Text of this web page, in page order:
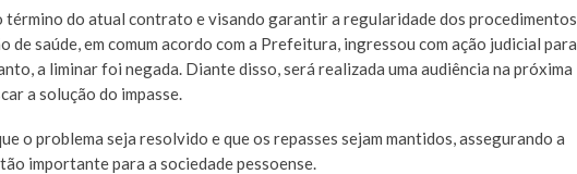
término do atual contrato e visando garantir a regularidade dos procedimentos
saúde, em comum acordo com a Prefeitura, ingressou com ação judicial para
a liminar foi negada. Diante disso, será realizada uma audiência na próxima
a solução do impasse.
o problema seja resolvido e que os repasses sejam mantidos, assegurando a
importante para a sociedade pessoense.